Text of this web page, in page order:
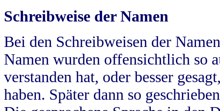
Schreibweise der Namen
Bei den Schreibweisen der
Namen wurden offensichtlich so
verstanden hat, oder besser
haben. Später dann so